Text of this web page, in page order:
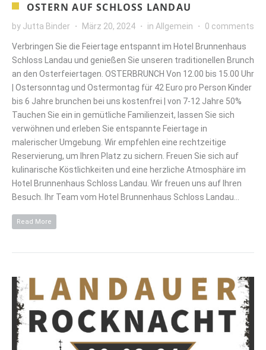
OSTERN AUF SCHLOSS LANDAU
by Jutta Binder März 20, 2024 in Allgemein 0 comments
Verbringen Sie die Feiertage entspannt im Hotel Brunnenhaus
Schloss Landau und genießen Sie unseren traditionellen Brunch
an den Osterfeiertagen. OSTERBRUNCH Von 12.00 bis 15.00 Uhr
| Ostersonntag und Ostermontag für 42 Euro pro Person Kinder
bis 6 Jahre brunchen bei uns kostenfrei | von 7-12 Jahre 50%
Tauchen Sie ein in gemütliche Familienzeit, lassen Sie sich
verwöhnen und erleben Sie entspannte Feiertage in
malerischer Umgebung. Wir empfehlen eine rechtzeitige
Reservierung, um Ihren Platz zu sichern. Freuen Sie sich auf
kulinarische Köstlichkeiten und eine herzliche Atmosphäre im
Hotel Brunnenhaus Schloss Landau. Wir freuen uns auf Ihren
Besuch. Ihr Team vom Hotel Brunnenhaus Schloss Landau…
Read More